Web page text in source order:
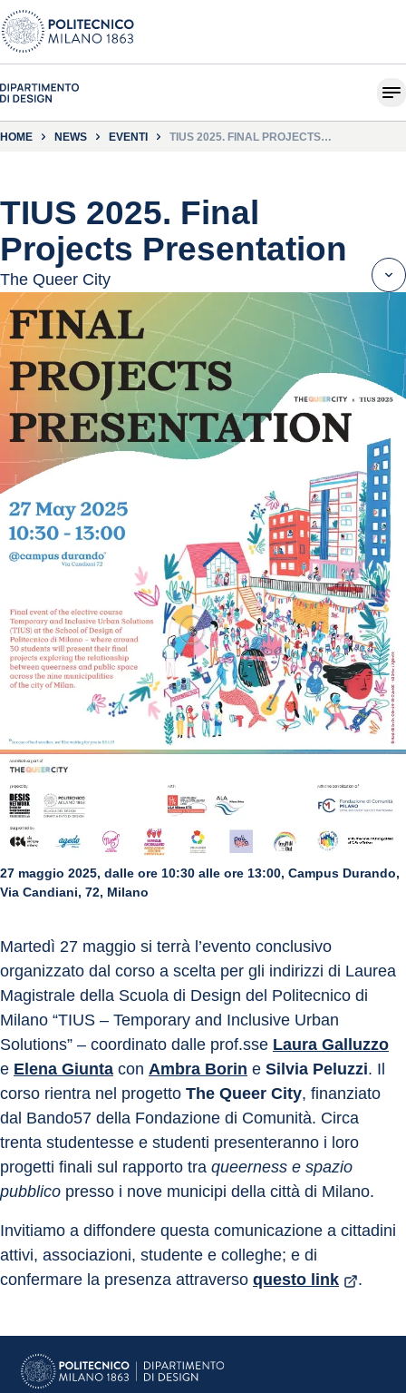
HOME NEWS EVENTI
TIUS 2025. FINAL PROJECTS
TIUS 2025. Final
Projects Presentation
The Queer City
27 maggio 2025, dalle ore 10:30 alle ore 13:00, Campus Durando,
Via Candiani, 72, Milano
Martedì 27 maggio si terrà l’evento conclusivo
organizzato dal corso a scelta per gli indirizzi di Laurea
Magistrale della Scuola di Design del Politecnico di
Milano “TIUS – Temporary and Inclusive Urban
Solutions” – coordinato dalle prof.sse Laura Galluzzo
e Elena Giunta con Ambra Borin e Silvia Peluzzi. Il
corso rientra nel progetto The Queer City, finanziato
dal Bando57 della Fondazione di Comunità. Circa
trenta studentesse e studenti presenteranno i loro
progetti finali sul rapporto tra queerness e spazio
pubblico presso i nove municipi della città di Milano.
Invitiamo a diffondere questa comunicazione a cittadini
attivi, associazioni, studente e colleghe; e di
confermare la presenza attraverso questo link .